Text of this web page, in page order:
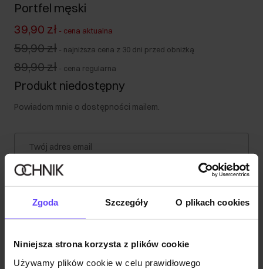
Zgoda Szczegóły O plikach cookies
Niniejsza strona korzysta z plików cookie
Używamy plików cookie w celu prawidłowego
Portfel męski
39,90 zł - cena aktualna
59,90 zł - najniższa cena z 30 dni przed obniżką
89,90 zł - cena regularna
Produkt niedostępny
Powiadom mnie o dostępności mailem.
Twój adres email
Powiadom o dostępności
Opis produktu